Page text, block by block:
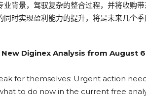
背景，驾驭复杂的整合过程，并将收购
时实现盈利能力的提升，将是未来几个季
New Diginex Analysis from August
for themselves: Urgent action
to do now in the current free